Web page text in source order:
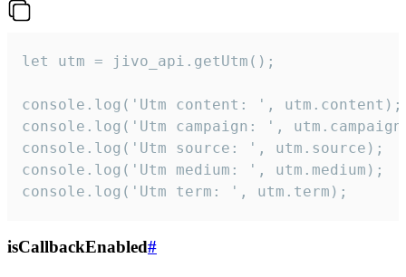
let utm = jivo_api.getUtm();
console.log('Utm content: ', utm.content);
console.log('Utm campaign: ',
console.log('Utm source: ', utm.source);
console.log('Utm medium: ', utm.medium);
console.log('Utm term: ', utm.term);
isCallbackEnabled#